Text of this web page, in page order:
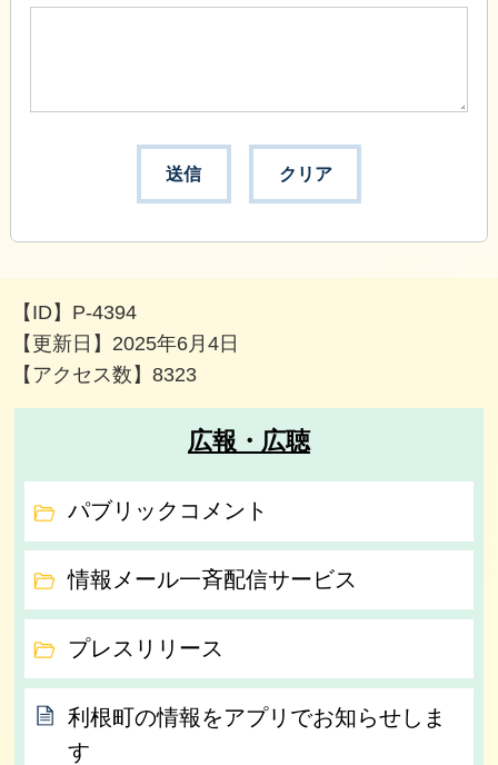
【ID】 P-4394
【更新日】 2025年6月4日
【アクセス数】8323
広報・広聴
パブリックコメント
情報メール一斉配信サービス
プレスリリース
利根町の情報をアプリでお知らせしま
す